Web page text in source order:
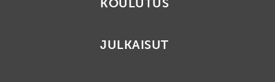
KOULUTUS
JULKAISUT